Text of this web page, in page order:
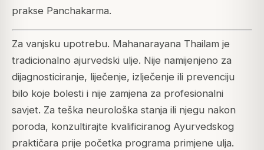
prakse Panchakarma.
Za vanjsku upotrebu. Mahanarayana Thailam je
tradicionalno ajurvedski ulje. Nije namijenjeno za
dijagnosticiranje, liječenje, izlječenje ili prevenciju
bilo koje bolesti i nije zamjena za profesionalni
savjet. Za teška neurološka stanja ili njegu nakon
poroda, konzultirajte kvalificiranog Ayurvedskog
praktičara prije početka programa primjene ulja.